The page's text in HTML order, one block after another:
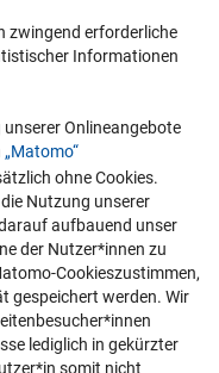
Behinderungen
zwingend erforderliche
Informationen
Onlineangebote
„Matomo“
ohne Cookies.
Nutzung unserer
aufbauend unser
der Nutzer*innen zu
Cookieszustimmen,
gespeichert werden. Wir
lediglich in gekürzter
somit nicht